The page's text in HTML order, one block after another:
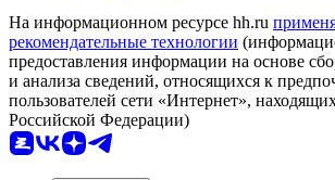
На информационном ресурсе hh.ru
рекомендательные технологии
предоставления информации на основе
и анализа сведений, относящихся к
пользователей сети «Интернет»,
Российской Федерации)